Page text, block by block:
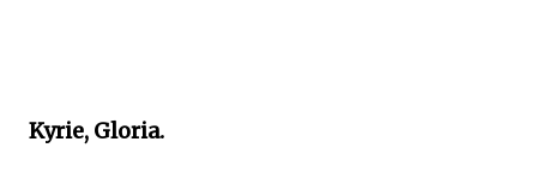
Kyrie, Gloria.